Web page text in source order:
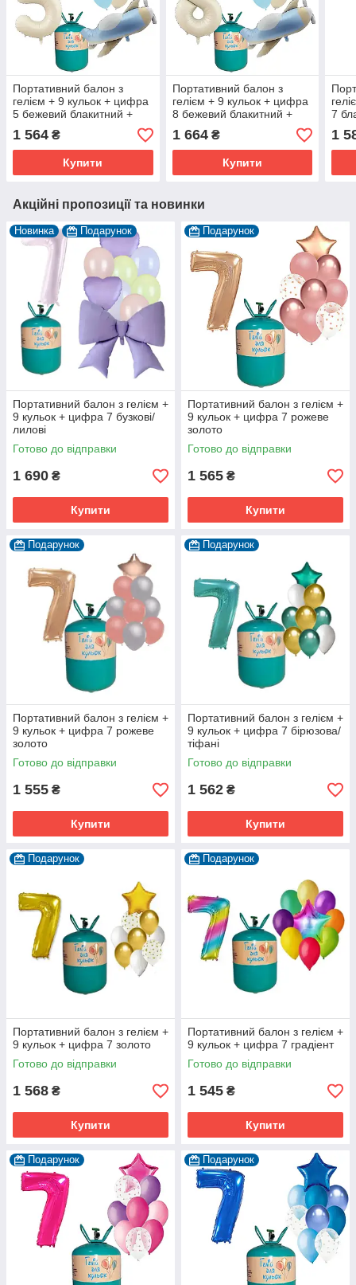
Портативний балон з
гелієм + 9 кульок + цифра
5 бежевий блакитний +
1 564 ₴
Купити
Портативний балон з
гелієм + 9 кульок + цифра
8 бежевий блакитний +
1 664₴
Купити
7
1
Акційні пропозиції та новинки
Новинка Подарунок
Портативний балон з гелієм +
9 кульок + цифра 7 бузкові/
лилові
Готово до відправки
1 690 ₴
Купити
Подарунок
Портативний балон з гелієм +
9 кульок + цифра 7 рожеве
золото
Готово до відправки
1 565 ₴
Купити
Подарунок
Портативний балон з гелієм +
9 кульок + цифра 7 рожеве
золото
Готово до відправки
1 555 ₴
Купити
Подарунок
Портативний балон з гелієм +
9 кульок + цифра 7 бірюзова/
тіфані
Готово до відправки
1 562 ₴
Купити
Подарунок
Портативний балон з гелієм +
9 кульок + цифра 7 золото
Готово до відправки
1 568 ₴
Купити
Подарунок
Портативний балон з гелієм +
9 кульок + цифра 7 градіент
Готово до відправки
1 545 ₴
Купити
Подарунок Подарунок